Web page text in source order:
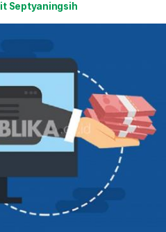
Iit Septyaningsih